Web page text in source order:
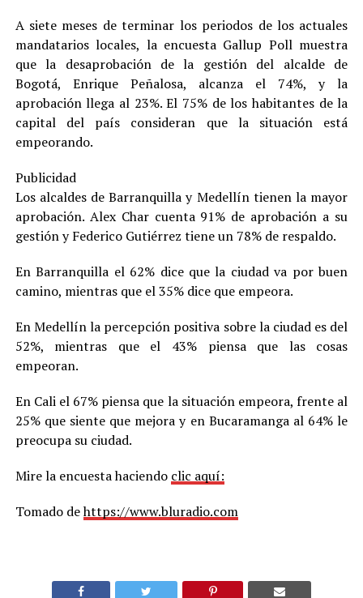
A siete meses de terminar los periodos de los actuales
mandatarios locales, la encuesta Gallup Poll muestra
que la desaprobación de la gestión del alcalde de
Bogotá, Enrique Peñalosa, alcanza el 74%, y la
aprobación llega al 23%. El 75% de los habitantes de la
capital del país consideran que la situación está
empeorando.
Publicidad
Los alcaldes de Barranquilla y Medellín tienen la mayor
aprobación. Alex Char cuenta 91% de aprobación a su
gestión y Federico Gutiérrez tiene un 78% de respaldo.
En Barranquilla el 62% dice que la ciudad va por buen
camino, mientras que el 35% dice que empeora.
En Medellín la percepción positiva sobre la ciudad es del
52%, mientras que el 43% piensa que las cosas
empeoran.
En Cali el 67% piensa que la situación empeora, frente al
25% que siente que mejora y en Bucaramanga al 64% le
preocupa su ciudad.
Mire la encuesta haciendo clic aquí:
Tomado dehttps://www.bluradio.com